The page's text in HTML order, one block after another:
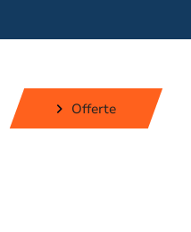
Offerte